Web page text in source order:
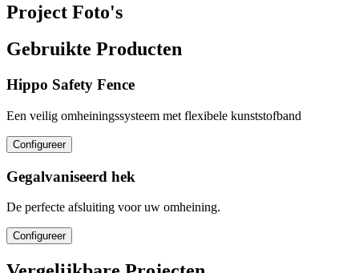
Project Foto's
Gebruikte Producten
Hippo Safety Fence
Een veilig omheiningssysteem met flexibele kunststofband
Configureer
Gegalvaniseerd hek
De perfecte afsluiting voor uw omheining.
Configureer